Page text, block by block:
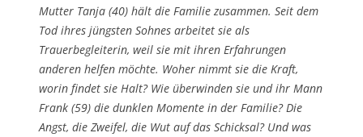
Mutter Tanja (40) hält die Familie zusammen. Seit dem
Tod ihres jüngsten Sohnes arbeitet sie als
Trauerbegleiterin, weil sie mit ihren Erfahrungen
anderen helfen möchte. Woher nimmt sie die Kraft,
worin findet sie Halt? Wie überwinden sie und ihr Mann
Frank (59) die dunklen Momente in der Familie? Die
Angst, die Zweifel, die Wut auf das Schicksal? Und was